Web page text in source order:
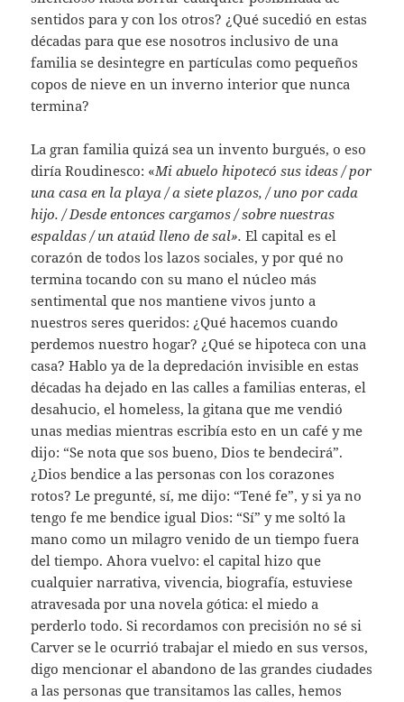
sentidos para y con los otros? ¿Qué sucedió en estas
décadas para que ese nosotros inclusivo de una
familia se desintegre en partículas como pequeños
copos de nieve en un inverno interior que nunca
termina?
La gran familia quizá sea un invento burgués, o eso
diría Roudinesco: «Mi abuelo hipotecó sus ideas / por
una casa en la playa / a siete plazos, / uno por cada
hijo. / Desde entonces cargamos / sobre nuestras
espaldas / un ataúd lleno de sal».El capital es el
corazón de todos los lazos sociales, y por qué no
termina tocando con su mano el núcleo más
sentimental que nos mantiene vivos junto a
nuestros seres queridos: ¿Qué hacemos cuando
perdemos nuestro hogar? ¿Qué se hipoteca con una
casa? Hablo ya de la depredación invisible en estas
décadas ha dejado en las calles a familias enteras, el
desahucio, el homeless, la gitana que me vendió
unas medias mientras escribía esto en un café y me
dijo: “Se nota que sos bueno, Dios te bendecirá”.
¿Dios bendice a las personas con los corazones
rotos? Le pregunté, sí, me dijo: “Tené fe”, y si ya no
tengo fe me bendice igual Dios: “Sí” y me soltó la
mano como un milagro venido de un tiempo fuera
del tiempo. Ahora vuelvo: el capital hizo que
cualquier narrativa, vivencia, biografía, estuviese
atravesada por una novela gótica: el miedo a
perderlo todo. Si recordamos con precisión no sé si
Carver se le ocurrió trabajar el miedo en sus versos,
digo mencionar el abandono de las grandes ciudades
a las personas que transitamos las calles, hemos